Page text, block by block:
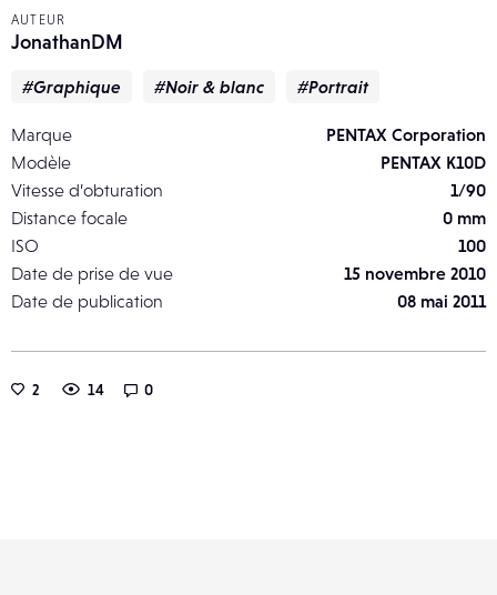
AUTEUR
JonathanDM
#Graphique #Noir & blanc #Portrait
Marque
PENTAX Corporation
Modèle
PENTAX K10D
Vitesse d’obturation
1/90
Distance focale
0 mm
ISO
100
Date de prise de vue
15 novembre 2010
Date de publication
08 mai 2011
2 14 0